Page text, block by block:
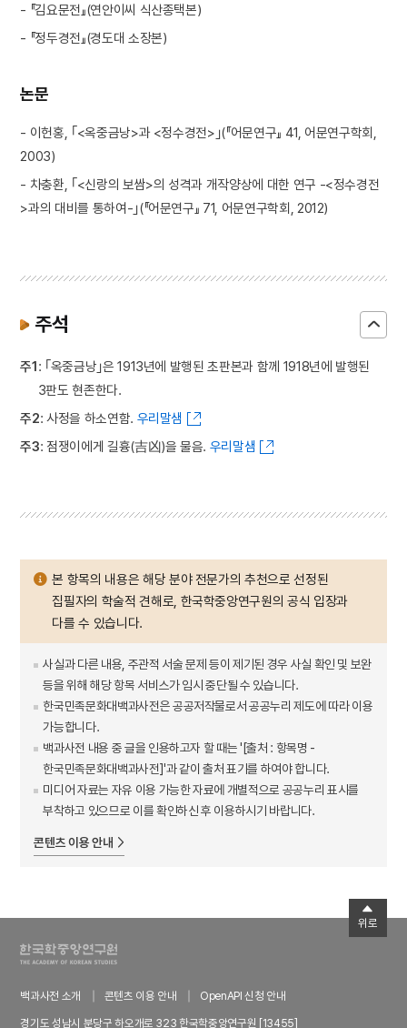
- 『김요문전』(연안이씨 식산종택본)
- 『정두경전』(경도대 소장본)
논문
- 이헌홍, ｢<옥중금낭>과 <정수경전>｣(『어문연구』 41, 어문연구학회,
2003)
- 차충환, ｢<신랑의 보쌈>의 성격과 개작양상에 대한 연구 -<정수경전
>과의 대비를 통하여-｣(『어문연구』 71, 어문연구학회, 2012)
주석
주1: ｢옥중금낭｣은 1913년에 발행된 초판본과 함께 1918년에 발행된
3판도 현존한다.
주2: 사정을 하소연함. 우리말샘
주3: 점쟁이에게 길흉(吉凶)을 물음. 우리말샘
본 항목의 내용은 해당 분야 전문가의 추천으로 선정된
집필자의 학술적 견해로, 한국학중앙연구원의 공식 입장과
다를 수 있습니다.
사실과 다른 내용, 주관적 서술 문제 등이 제기된 경우 사실 확인 및 보완
등을 위해 해당 항목 서비스가 임시 중단될 수 있습니다.
한국민족문화대백과사전은 공공저작물로서 공공누리 제도에 따라 이용
가능합니다.
백과사전 내용 중 글을 인용하고자 할 때는 '[출처 : 항목명 -
한국민족문화대백과사전]'과 같이 출처 표기를 하여야 합니다.
미디어 자료는 자유 이용 가능한 자료에 개별적으로 공공누리 표시를
부착하고 있으므로 이를 확인하신 후 이용하시기 바랍니다.
콘텐츠 이용 안내
백과사전 소개 콘텐츠 이용 안내
OpenAPI 신청 안내
경기도 성남시 분당구 하오개로 323 한국학중앙연구원 [13455]
위로